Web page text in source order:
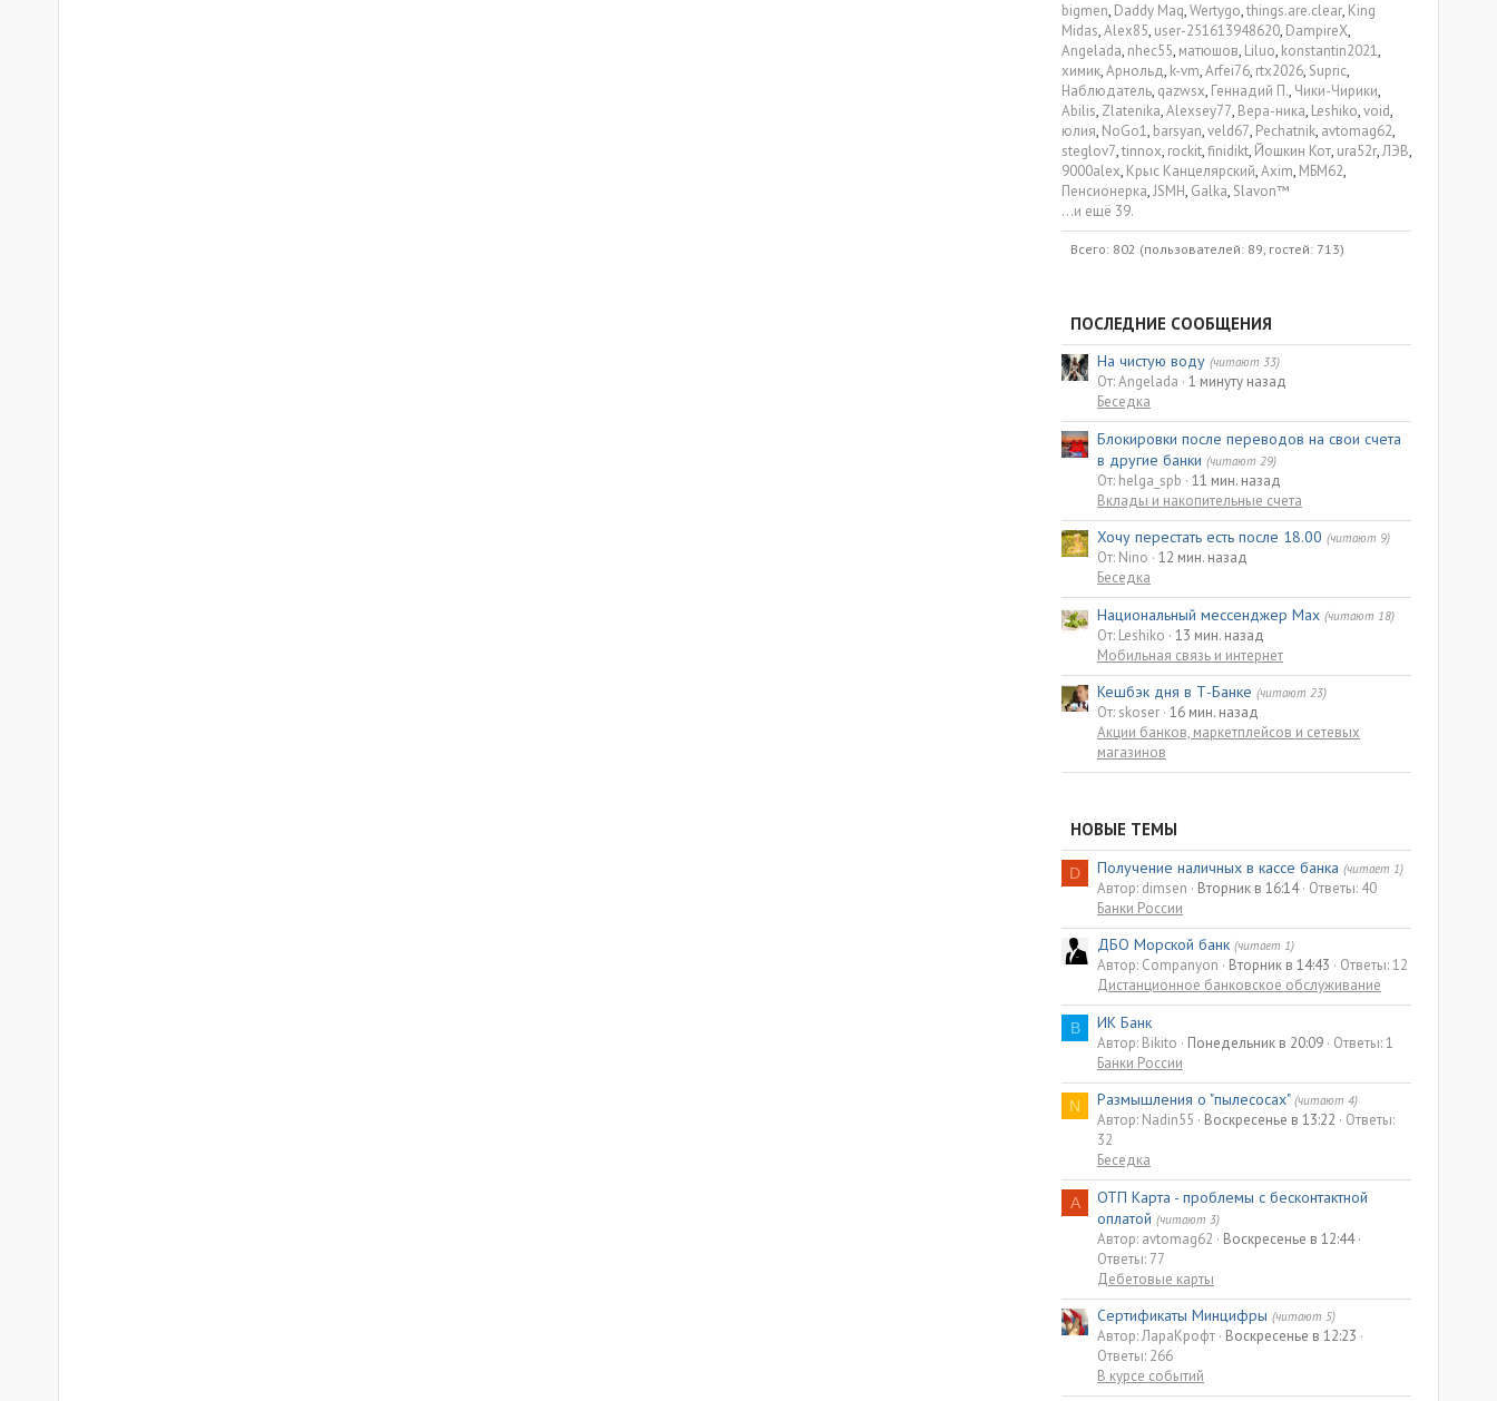
bigmen Daddy Maq Wertygo things.are.clear King
Midas Alex85 user-251613948620 DampireX
Angelada nhec55 матюшов Liluo konstantin2021
химик Арнольд k-vm Arfei76 rtx2026 Supric
Наблюдатель qazwsx Геннадий П. Чики-Чирики
Abilis Zlatenika Alexsey77 Вера-ника Leshiko void
юлия NoGo1 barsyan veld67 Pechatnik avtomag62
steglov7 tinnox rockit finidikt Йошкин Кот ura52r ЛЭВ
9000alex Крыс Канцелярский Axim МБМ62
Пенсионерка JSMH Galka Slavon™
...и ещё 39.
Всего: 802 (пользователей: 89, гостей: 713)
ПОСЛЕДНИЕ СООБЩЕНИЯ
На чистую воду (читают 33)
От: Angelada 1 минуту назад
Беседка
Блокировки после переводов на свои счета
в другие банки (читают 29)
От: helga_spb 11 мин. назад
Вклады и накопительные счета
Хочу перестать есть после 18.00 (читают 9)
От: Nino 12 мин. назад
Беседка
Национальный мессенджер Max (читают 18)
От: Leshiko 13 мин. назад
Мобильная связь и интернет
Кешбэк дня в Т-Банке (читают 23)
От: skoser 16 мин. назад
Акции банков, маркетплейсов и сетевых
магазинов
НОВЫЕ ТЕМЫ
D Получение наличных в кассе банка (читает 1)
Автор: dimsen Вторник в 16:14 Ответы: 40
Банки России
ДБО Морской банк (читает 1)
Автор: Companyon Вторник в 14:43
Ответы: 12
Дистанционное банковское обслуживание
B ИК Банк
Автор: Bikito Понедельник в 20:09 Ответы: 1
Банки России
N Размышления о "пылесосах" (читают 4)
Автор: Nadin55 Воскресенье в 13:22
Ответы:
32
Беседка
A
ОТП Карта - проблемы с бесконтактной
оплатой (читают 3)
Автор: avtomag62
Воскресенье в 12:44
Ответы: 77
Дебетовые карты
Сертификаты Минцифры (читают 5)
Автор: ЛараКрофт Воскресенье в 12:23
Ответы: 266
В курсе событий